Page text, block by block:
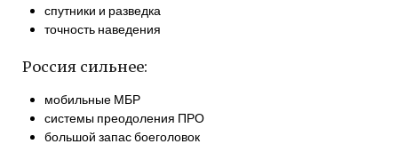
спутники и разведка
точность наведения
Россия сильнее:
мобильные МБР
системы преодоления ПРО
большой запас боеголовок